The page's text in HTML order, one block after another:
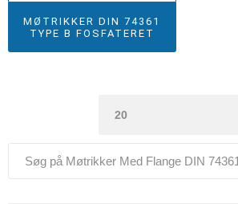
MØTRIKKER DIN 74361
TYPE B FOSFATERET